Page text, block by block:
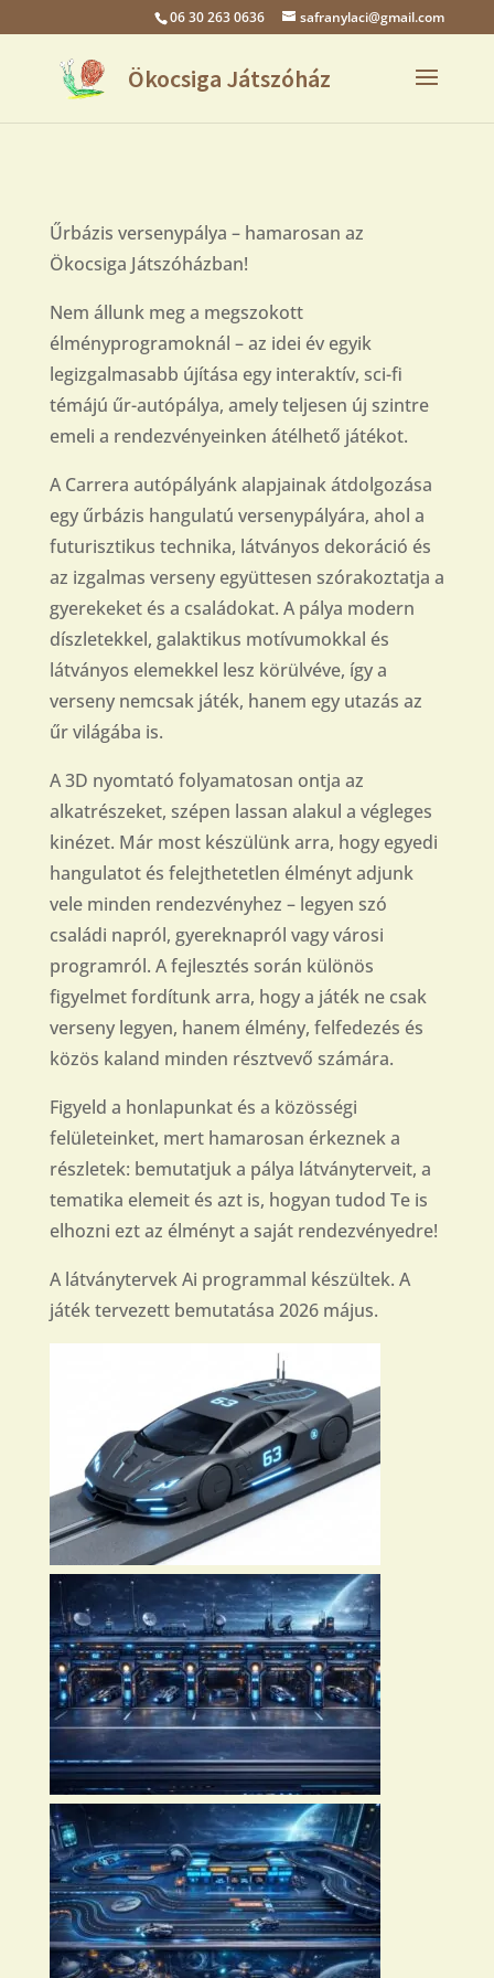
06 30 263 0636 safranylaci@gmail.com
Űrbázis versenypálya – hamarosan az
Ökocsiga Játszóházban!
Nem állunk meg a megszokott
élményprogramoknál – az idei év egyik
legizgalmasabb újítása egy interaktív, sci-fi
témájú űr-autópálya, amely teljesen új szintre
emeli a rendezvényeinken átélhető játékot.
A Carrera autópályánk alapjainak átdolgozása
egy űrbázis hangulatú versenypályára, ahol a
futurisztikus technika, látványos dekoráció és
az izgalmas verseny együttesen szórakoztatja a
gyerekeket és a családokat. A pálya modern
díszletekkel, galaktikus motívumokkal és
látványos elemekkel lesz körülvéve, így a
verseny nemcsak játék, hanem egy utazás az
űr világába is.
A 3D nyomtató folyamatosan ontja az
alkatrészeket, szépen lassan alakul a végleges
kinézet. Már most készülünk arra, hogy egyedi
hangulatot és felejthetetlen élményt adjunk
vele minden rendezvényhez – legyen szó
családi napról, gyereknapról vagy városi
programról. A fejlesztés során különös
figyelmet fordítunk arra, hogy a játék ne csak
verseny legyen, hanem élmény, felfedezés és
közös kaland minden résztvevő számára.
Figyeld a honlapunkat és a közösségi
felületeinket, mert hamarosan érkeznek a
részletek: bemutatjuk a pálya látványterveit, a
tematika elemeit és azt is, hogyan tudod Te is
elhozni ezt az élményt a saját rendezvényedre!
A látványtervek Ai programmal készültek. A
játék tervezett bemutatása 2026 május.